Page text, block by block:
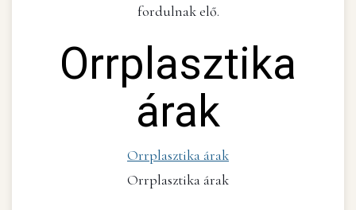
fordulnak elő.
Orrplasztika
árak
Orrplasztika árak
Orrplasztika árak